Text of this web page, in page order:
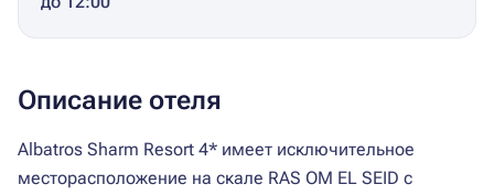
Описание отеля
Albatros Sharm Resort 4* имеет исключительное
месторасположение на скале RAS OM EL SEID с